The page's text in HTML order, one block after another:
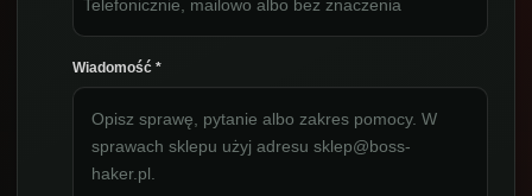
Wiadomość *